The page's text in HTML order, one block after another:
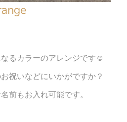
るカラーのアレンジです☺︎
祝いなどにいかがですか？
前もお入れ可能です。